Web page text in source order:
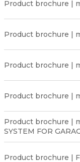
Product brochure |
Product brochure |
Product brochure |
Product brochure |
Product brochure |
SYSTEM FOR
Product brochure |